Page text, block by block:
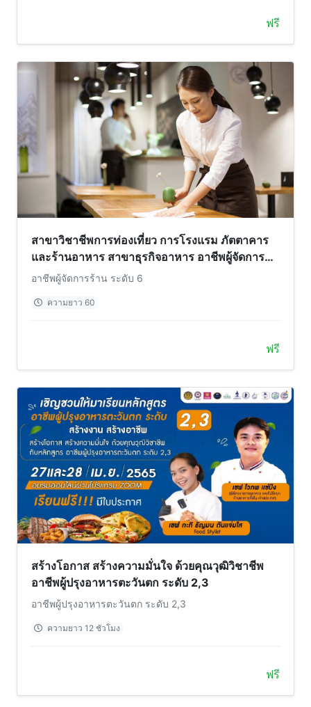
ฟรี
สาขาวิชาชีพการท่องเที่ยว การโรงแรม ภัตตาคาร
และร้านอาหาร สาขาธุรกิจอาหาร อาชีพผู้จัดการ
ร้าน ระดับ 6
อาชีพผู้จัดการร้าน ระดับ 6
ความยาว 60
ฟรี
สร้างโอกาส สร้างความมั่นใจ ด้วยคุณวุฒิวิชาชีพ
อาชีพผู้ปรุงอาหารตะวันตก ระดับ 2,3
อาชีพผู้ปรุงอาหารตะวันตก ระดับ 2,3
ความยาว 12 ชัวโมง
ฟรี